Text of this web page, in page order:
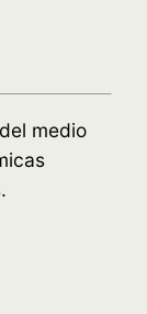
medio